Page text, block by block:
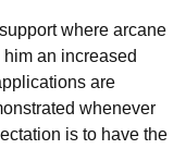
where arcane
an increased
are
whenever
is to have the